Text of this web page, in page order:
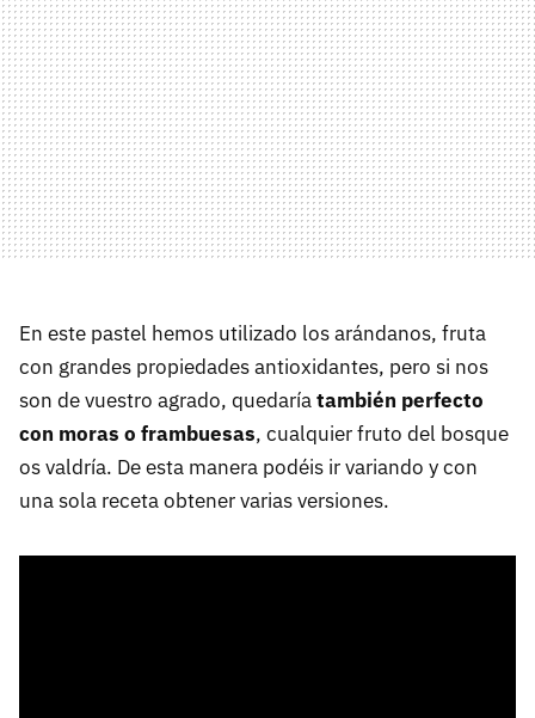
En este pastel hemos utilizado los arándanos, fruta
con grandes propiedades antioxidantes, pero si nos
son de vuestro agrado, quedaríatambién perfecto
con moras o frambuesas, cualquier fruto del bosque
os valdría. De esta manera podéis ir variando y con
una sola receta obtener varias versiones.